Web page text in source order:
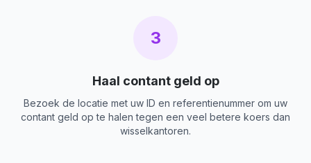
3
Haal contant geld op
Bezoek de locatie met uw ID en referentienummer om uw
contant geld op te halen tegen een veel betere koers dan
wisselkantoren.